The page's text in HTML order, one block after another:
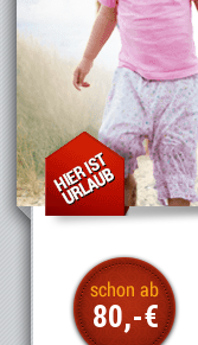
80,-